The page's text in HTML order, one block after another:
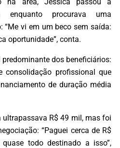
enquanto procurava uma
“Me vi em um beco sem saída:
oportunidade”, conta.
predominante dos beneficiários:
consolidação profissional que
de duração média
R$ 49 mil, mas foi
“Paguei cerca de R$
todo destinado a isso”,